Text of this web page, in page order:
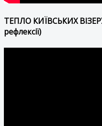
ТЕПЛО КИЇВСЬКИХ
рефлексії)